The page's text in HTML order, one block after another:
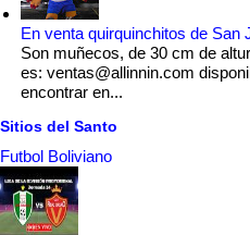
En venta quirquinchitos de San
Son muñecos, de 30 cm de
es: ventas@allinnin.com
encontrar en...
Sitios del Santo
Futbol Boliviano